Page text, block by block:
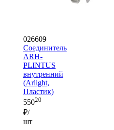
026609
Соединитель
ARH-
PLINTUS
внутренний
(Arlight,
Пластик)
55020
₽/
шт